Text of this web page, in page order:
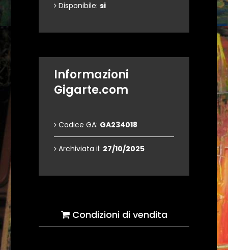
Disponibile: si
Informazioni
Gigarte.com
Codice GA: GA234018
Archiviata il: 27/10/2025
Condizioni di vendita